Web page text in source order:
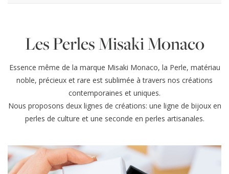
Les Perles Misaki Monaco
Essence même de la marque Misaki Monaco, la Perle, matériau
noble, précieux et rare est sublimée à travers nos créations
contemporaines et uniques.
Nous proposons deux lignes de créations: une ligne de bijoux en
perles de culture et une seconde en perles artisanales.